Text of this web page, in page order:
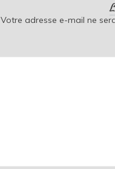
Votre adresse e-mail ne